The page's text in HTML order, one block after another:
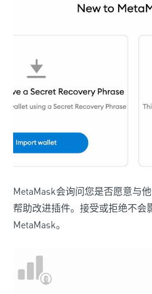
MetaMask会询问您是否愿意与
帮助改进插件。接受或拒绝不会
MetaMask。